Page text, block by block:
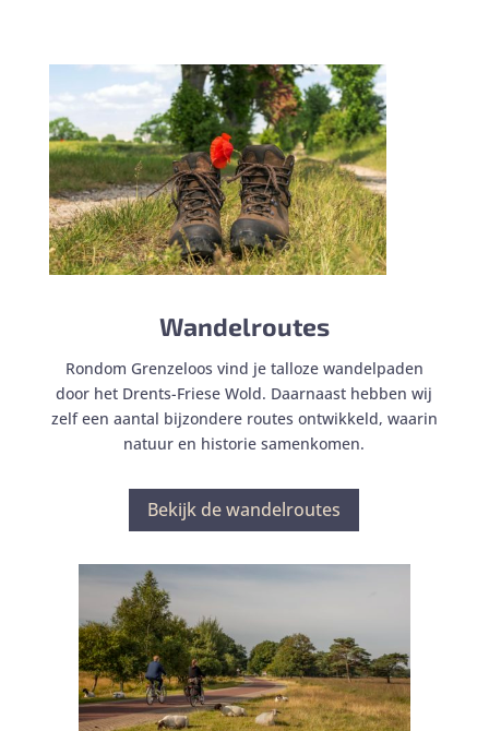
Wandelroutes
Rondom Grenzeloos vind je talloze wandelpaden
door het Drents-Friese Wold. Daarnaast hebben wij
zelf een aantal bijzondere routes ontwikkeld, waarin
natuur en historie samenkomen.
Bekijk de wandelroutes